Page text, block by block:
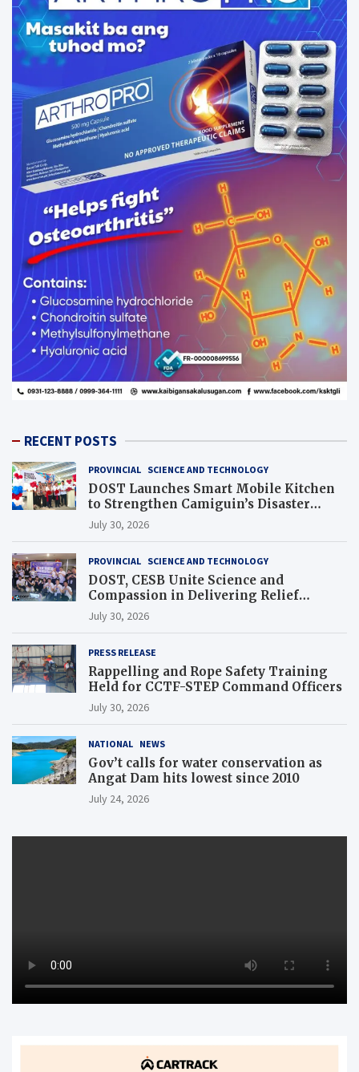
RECENT POSTS
PROVINCIAL SCIENCE AND TECHNOLOGY
DOST Launches Smart Mobile Kitchen
to Strengthen Camiguin’s Disaster
Response
July 30, 2026
PROVINCIAL SCIENCE AND TECHNOLOGY
DOST, CESB Unite Science and
Compassion in Delivering Relief
Assistance to Earthquake and Typhoon-
Affected Communities in Sarangani
July 30, 2026
PRESS RELEASE
Rappelling and Rope Safety Training
Held for CCTF-STEP Command Officers
July 30, 2026
NATIONAL NEWS
Gov’t calls for water conservation as
Angat Dam hits lowest since 2010
July 24, 2026